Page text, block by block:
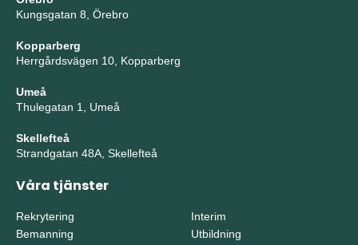
Kungsgatan 8, Örebro
Kopparberg
Herrgårdsvägen 10, Kopparberg
Umeå
Thulegatan 1, Umeå
Skellefteå
Strandgatan 48A, Skellefteå
Våra tjänster
Rekrytering
Bemanning
Interim
Utbildning